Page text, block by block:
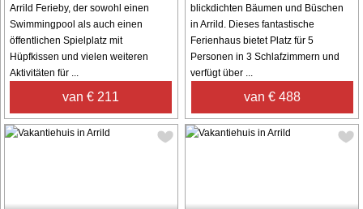
Arrild Ferieby, der sowohl einen
Swimmingpool als auch einen
öffentlichen Spielplatz mit
Hüpfkissen und vielen weiteren
Aktivitäten für ...
van € 211
blickdichten Bäumen und Büschen
in Arrild. Dieses fantastische
Ferienhaus bietet Platz für 5
Personen in 3 Schlafzimmern und
verfügt über ...
van € 488